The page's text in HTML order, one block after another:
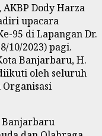
Dody Harza
upacara
95 di Lapangan Dr.
10/2023) pagi.
Banjarbaru,H.
oleh seluruh
Organisasi
Banjarbaru